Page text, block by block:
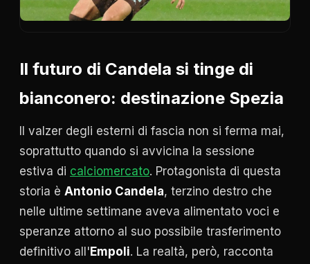
Il futuro di Candela si tinge di
bianconero: destinazione Spezia
Il valzer degli esterni di fascia non si ferma mai,
soprattutto quando si avvicina la sessione
estiva di calciomercato. Protagonista di questa
storia è Antonio Candela, terzino destro che
nelle ultime settimane aveva alimentato voci e
speranze attorno al suo possibile trasferimento
definitivo all' Empoli. La realtà, però, racconta